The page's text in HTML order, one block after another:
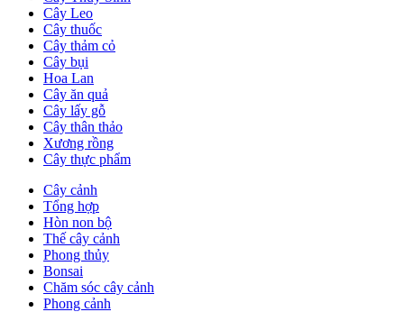
Cây Leo
Cây thuốc
Cây thảm cỏ
Cây bụi
Hoa Lan
Cây ăn quả
Cây lấy gỗ
Cây thân thảo
Xương rồng
Cây thực phẩm
Cây cảnh
Tổng hợp
Hòn non bộ
Thế cây cảnh
Phong thủy
Bonsai
Chăm sóc cây cảnh
Phong cảnh